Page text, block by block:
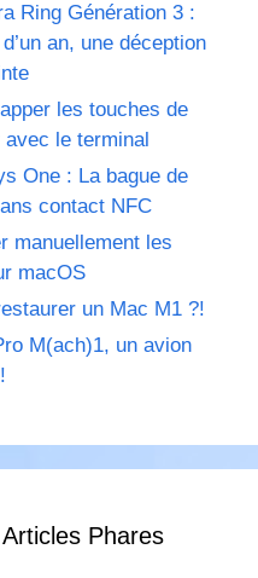
Ring Génération 3 :
an, une déception
les touches de
le terminal
One : La bague de
contact NFC
manuellement les
macOS
un Mac M1 ?!
M(ach)1, un avion
Phares